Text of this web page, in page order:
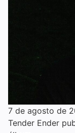
7 de agosto de
Tender Ender